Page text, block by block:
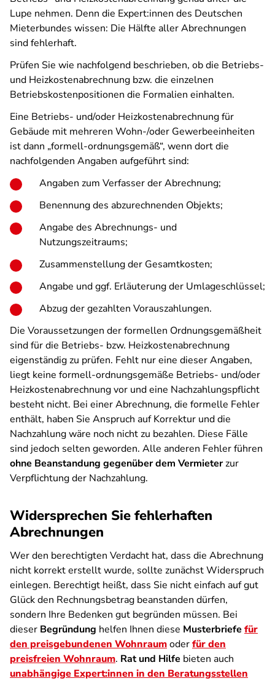
Lupe nehmen. Denn die Expert:innen des Deutschen
Mieterbundes wissen: Die Hälfte aller Abrechnungen
sind fehlerhaft.
Prüfen Sie wie nachfolgend beschrieben, ob die Betriebs-
und Heizkostenabrechnung bzw. die einzelnen
Betriebskostenpositionen die Formalien einhalten.
Eine Betriebs- und/oder Heizkostenabrechnung für
Gebäude mit mehreren Wohn-/oder Gewerbeeinheiten
ist dann „formell-ordnungsgemäß“, wenn dort die
nachfolgenden Angaben aufgeführt sind:
Angaben zum Verfasser der Abrechnung;
Benennung des abzurechnenden Objekts;
Angabe des Abrechnungs- und
Nutzungszeitraums;
Zusammenstellung der Gesamtkosten;
Angabe und ggf. Erläuterung der Umlageschlüssel;
Abzug der gezahlten Vorauszahlungen.
Die Voraussetzungen der formellen Ordnungsgemäßheit
sind für die Betriebs- bzw. Heizkostenabrechnung
eigenständig zu prüfen. Fehlt nur eine dieser Angaben,
liegt keine formell-ordnungsgemäße Betriebs- und/oder
Heizkostenabrechnung vor und eine Nachzahlungspflicht
besteht nicht. Bei einer Abrechnung, die formelle Fehler
enthält, haben Sie Anspruch auf Korrektur und die
Nachzahlung wäre noch nicht zu bezahlen. Diese Fälle
sind jedoch selten geworden. Alle anderen Fehler führen
ohne Beanstandung gegenüber dem Vermieterzur
Verpflichtung der Nachzahlung.
Widersprechen Sie fehlerhaften
Abrechnungen
Wer den berechtigten Verdacht hat, dass die Abrechnung
nicht korrekt erstellt wurde, sollte zunächst Widerspruch
einlegen. Berechtigt heißt, dass Sie nicht einfach auf gut
Glück den Rechnungsbetrag beanstanden dürfen,
sondern Ihre Bedenken gut begründen müssen. Bei
dieser Begründung helfen Ihnen diese Musterbriefe für
den preisgebundenen Wohnraumoderfür den
preisfreien Wohnraum. Rat und Hilfe bieten auch
unabhängige Expert:innen in den Beratungsstellen